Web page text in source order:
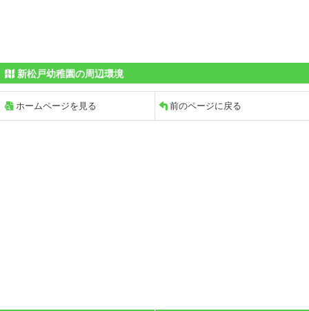
新松戸幼稚園の周辺環境
ホームページを見る 前のページに戻る